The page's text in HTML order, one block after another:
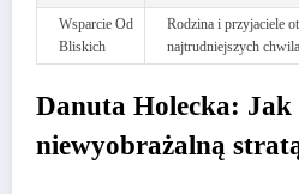
Wsparcie Od
Bliskich
Rodzina i przyjaciele
najtrudniejszych
Danuta Holecka: Jak
niewyobrażalną